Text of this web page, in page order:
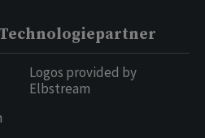
Logos provided by
Elbstream